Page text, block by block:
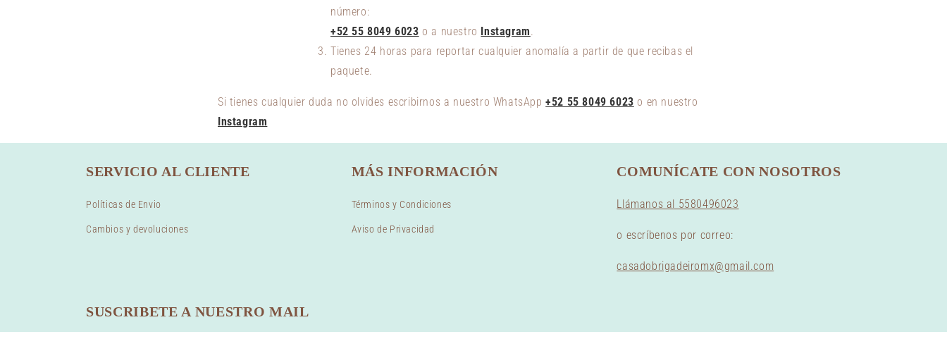
número:
+52 55 8049 6023 o a nuestro Instagram.
Tienes 24 horas para reportar cualquier anomalía a partir de que recibas el
paquete.
Si tienes cualquier duda no olvides escribirnos a nuestro WhatsApp+52 55 8049 6023 o en nuestro
Instagram
SERVICIO AL CLIENTE
Políticas de Envio
Cambios y devoluciones
MÁS INFORMACIÓN
Términos y Condiciones
Aviso de Privacidad
COMUNÍCATE CON NOSOTROS
Llámanos al 5580496023
o escríbenos por correo:
casadobrigadeiromx@gmail.com
SUSCRIBETE A NUESTRO MAIL